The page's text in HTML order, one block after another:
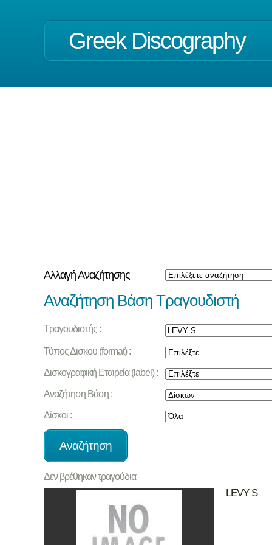
Greek Discography
Αλλαγή Αναζήτησης
Αναζήτηση Βάση Τραγουδιστή
Τραγουδιστής :
Τύπος Δισκου (format) :
Δισκογραφική Εταιρεία (label) :
Αναζήτηση Βάση :
Δίσκοι :
Δεν βρέθηκαν τραγούδια
LEVY S